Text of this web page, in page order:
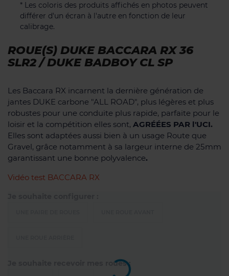
* Les coloris des produits affichés en photos peuvent
différer d'un écran à l'autre en fonction de leur
calibrage.
ROUE(S) DUKE BACCARA RX 36
SLR2 / DUKE BADBOY CL SP
Les Baccara RX incarnent la dernière génération de
jantes DUKE carbone "ALL ROAD", plus légères et plus
robustes pour une conduite plus rapide, parfaite pour le
loisir et la compétition elles sont, AGRÉÉES PAR l'UCI.
Elles sont adaptées aussi bien à un usage Route que
Gravel, grâce notamment à sa largeur interne de 25mm
garantissant une bonne polyvalence.
Vidéo test BACCARA RX
Je souhaite recevoir mes roues :